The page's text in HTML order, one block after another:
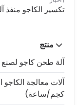
تكسير الكاجو منفذ
منتج
آلة طحن كاجو لصنع
كجم/ساعة)